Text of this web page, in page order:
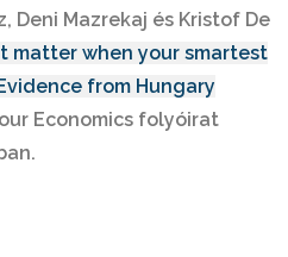
Deni Mazrekaj és Kristof De
matter when your smartest
from Hungary
Economics folyóirat